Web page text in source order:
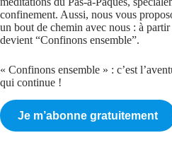
confinement. Aussi, nous vous
un bout de chemin avec nous : à
devient “Confinons ensemble”.
« Confinons ensemble » : c’est
qui continue !
Je m’abonne gratuitement